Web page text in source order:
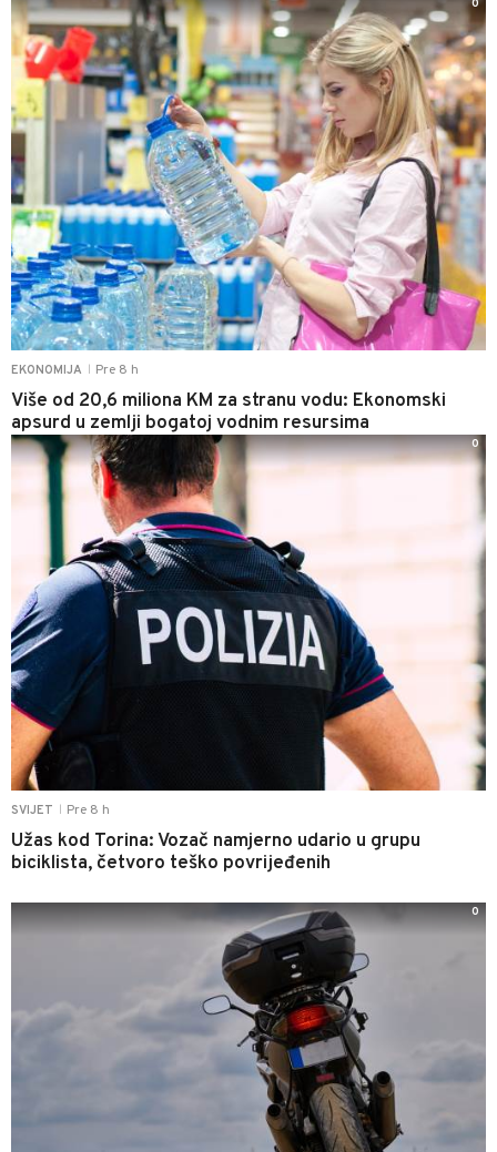
EKONOMIJA Pre 8 h
Više od 20,6 miliona KM za stranu vodu: Ekonomski
apsurd u zemlji bogatoj vodnim resursima
0
SVIJET Pre 8 h
Užas kod Torina: Vozač namjerno udario u grupu
biciklista, četvoro teško povrijeđenih
0
0